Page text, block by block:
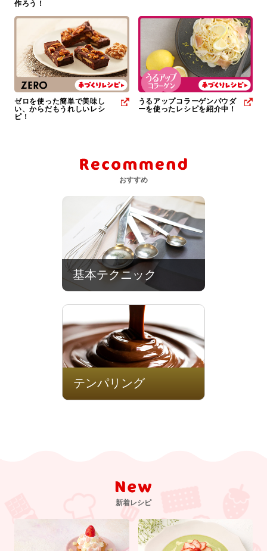
作ろう！
ゼロを使った簡単で美味し
い、からだもうれしいレシ
ピ！
うるアップコラーゲンパウダ
ーを使ったレシピを紹介中！
おすすめ
基本テクニック
テンパリング
新着レシピ